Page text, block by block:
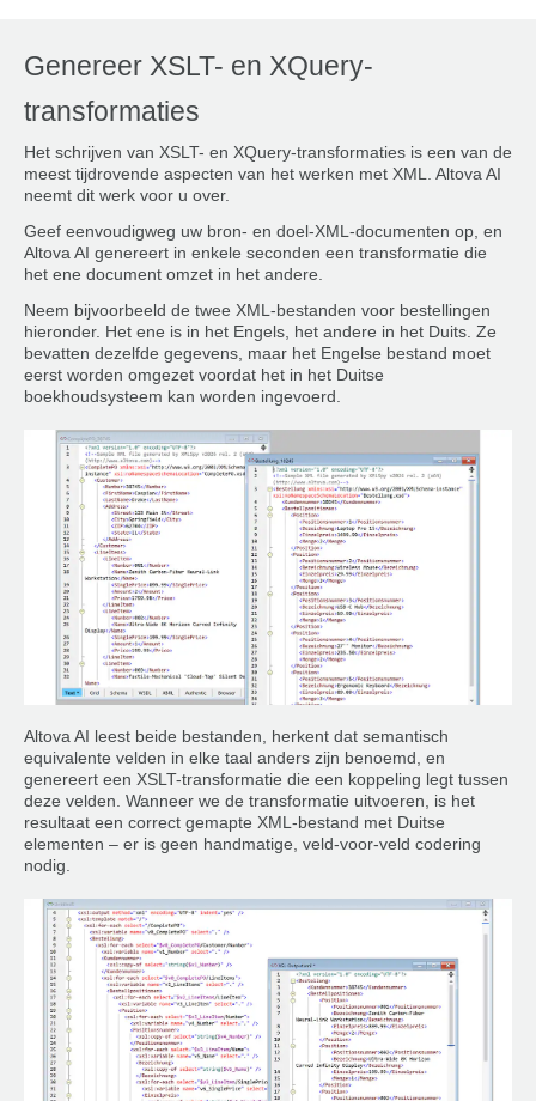
Genereer XSLT- en XQuery-
transformaties
Het schrijven van XSLT- en XQuery-transformaties is een van de
meest tijdrovende aspecten van het werken met XML. Altova AI
neemt dit werk voor u over.
Geef eenvoudigweg uw bron- en doel-XML-documenten op, en
Altova AI genereert in enkele seconden een transformatie die
het ene document omzet in het andere.
Neem bijvoorbeeld de twee XML-bestanden voor bestellingen
hieronder. Het ene is in het Engels, het andere in het Duits. Ze
bevatten dezelfde gegevens, maar het Engelse bestand moet
eerst worden omgezet voordat het in het Duitse
boekhoudsysteem kan worden ingevoerd.
Altova AI leest beide bestanden, herkent dat semantisch
equivalente velden in elke taal anders zijn benoemd, en
genereert een XSLT-transformatie die een koppeling legt tussen
deze velden. Wanneer we de transformatie uitvoeren, is het
resultaat een correct gemapte XML-bestand met Duitse
elementen – er is geen handmatige, veld-voor-veld codering
nodig.